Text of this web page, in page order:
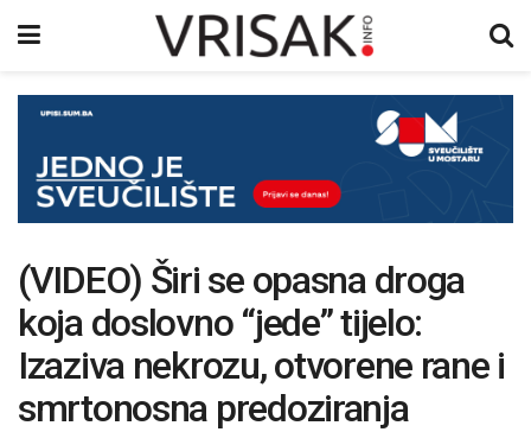
(VIDEO) Širi se opasna droga
koja doslovno “jede” tijelo:
Izaziva nekrozu, otvorene rane i
smrtonosna predoziranja